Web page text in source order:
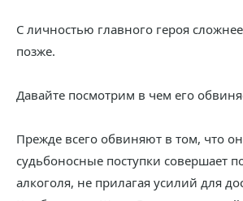
С личностью главного героя
позже.
Давайте посмотрим в чем его
Прежде всего обвиняют в том, что
судьбоносные поступки совершает
алкоголя, не прилагая усилий для